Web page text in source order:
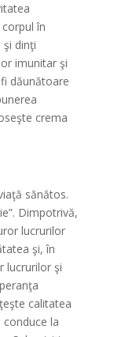
în
şi dinţi
imunitar şi
dăunătoare
crema
sănătos.
Dimpotrivă,
lucrurilor
şi, în
lucrurilor şi
calitatea
la